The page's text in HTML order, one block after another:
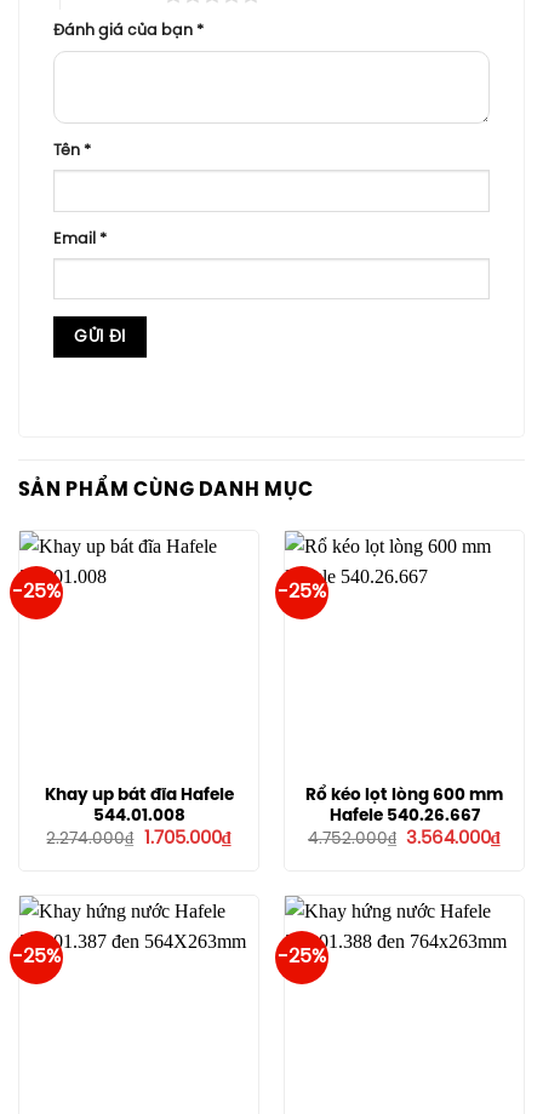
Đánh giá của bạn *
Tên *
Email *
SẢN PHẨM CÙNG DANH MỤC
-25%
Khay up bát đĩa Hafele
544.01.008
2.274.000₫
Giá
1.705.000₫Giá
hiện
1.705.000₫.
-25%
Rổ kéo lọt lòng 600 mm
Hafele 540.26.667
4.752.000₫ Giá
3.564.000₫Giá
hiện
-25% -25%